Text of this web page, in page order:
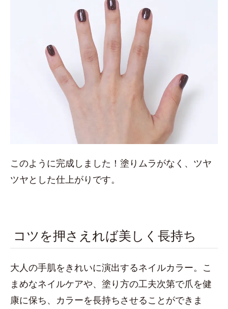
このように完成しました！塗りムラがなく、ツヤ
ツヤとした仕上がりです。
コツを押さえれば美しく長持ち
大人の手肌をきれいに演出するネイルカラー。こ
まめなネイルケアや、塗り方の工夫次第で爪を健
康に保ち、カラーを長持ちさせることができま